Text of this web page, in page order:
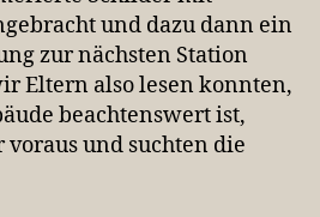
und dazu dann ein
zur nächsten Station
Eltern also lesen konnten,
beachtenswert ist,
und suchten die